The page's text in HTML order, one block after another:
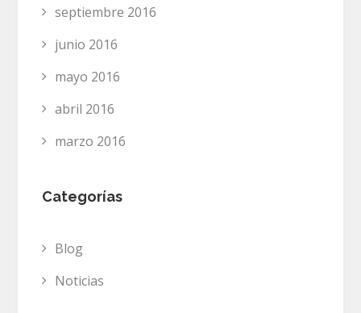
septiembre 2016
junio 2016
mayo 2016
abril 2016
marzo 2016
Categorías
Blog
Noticias